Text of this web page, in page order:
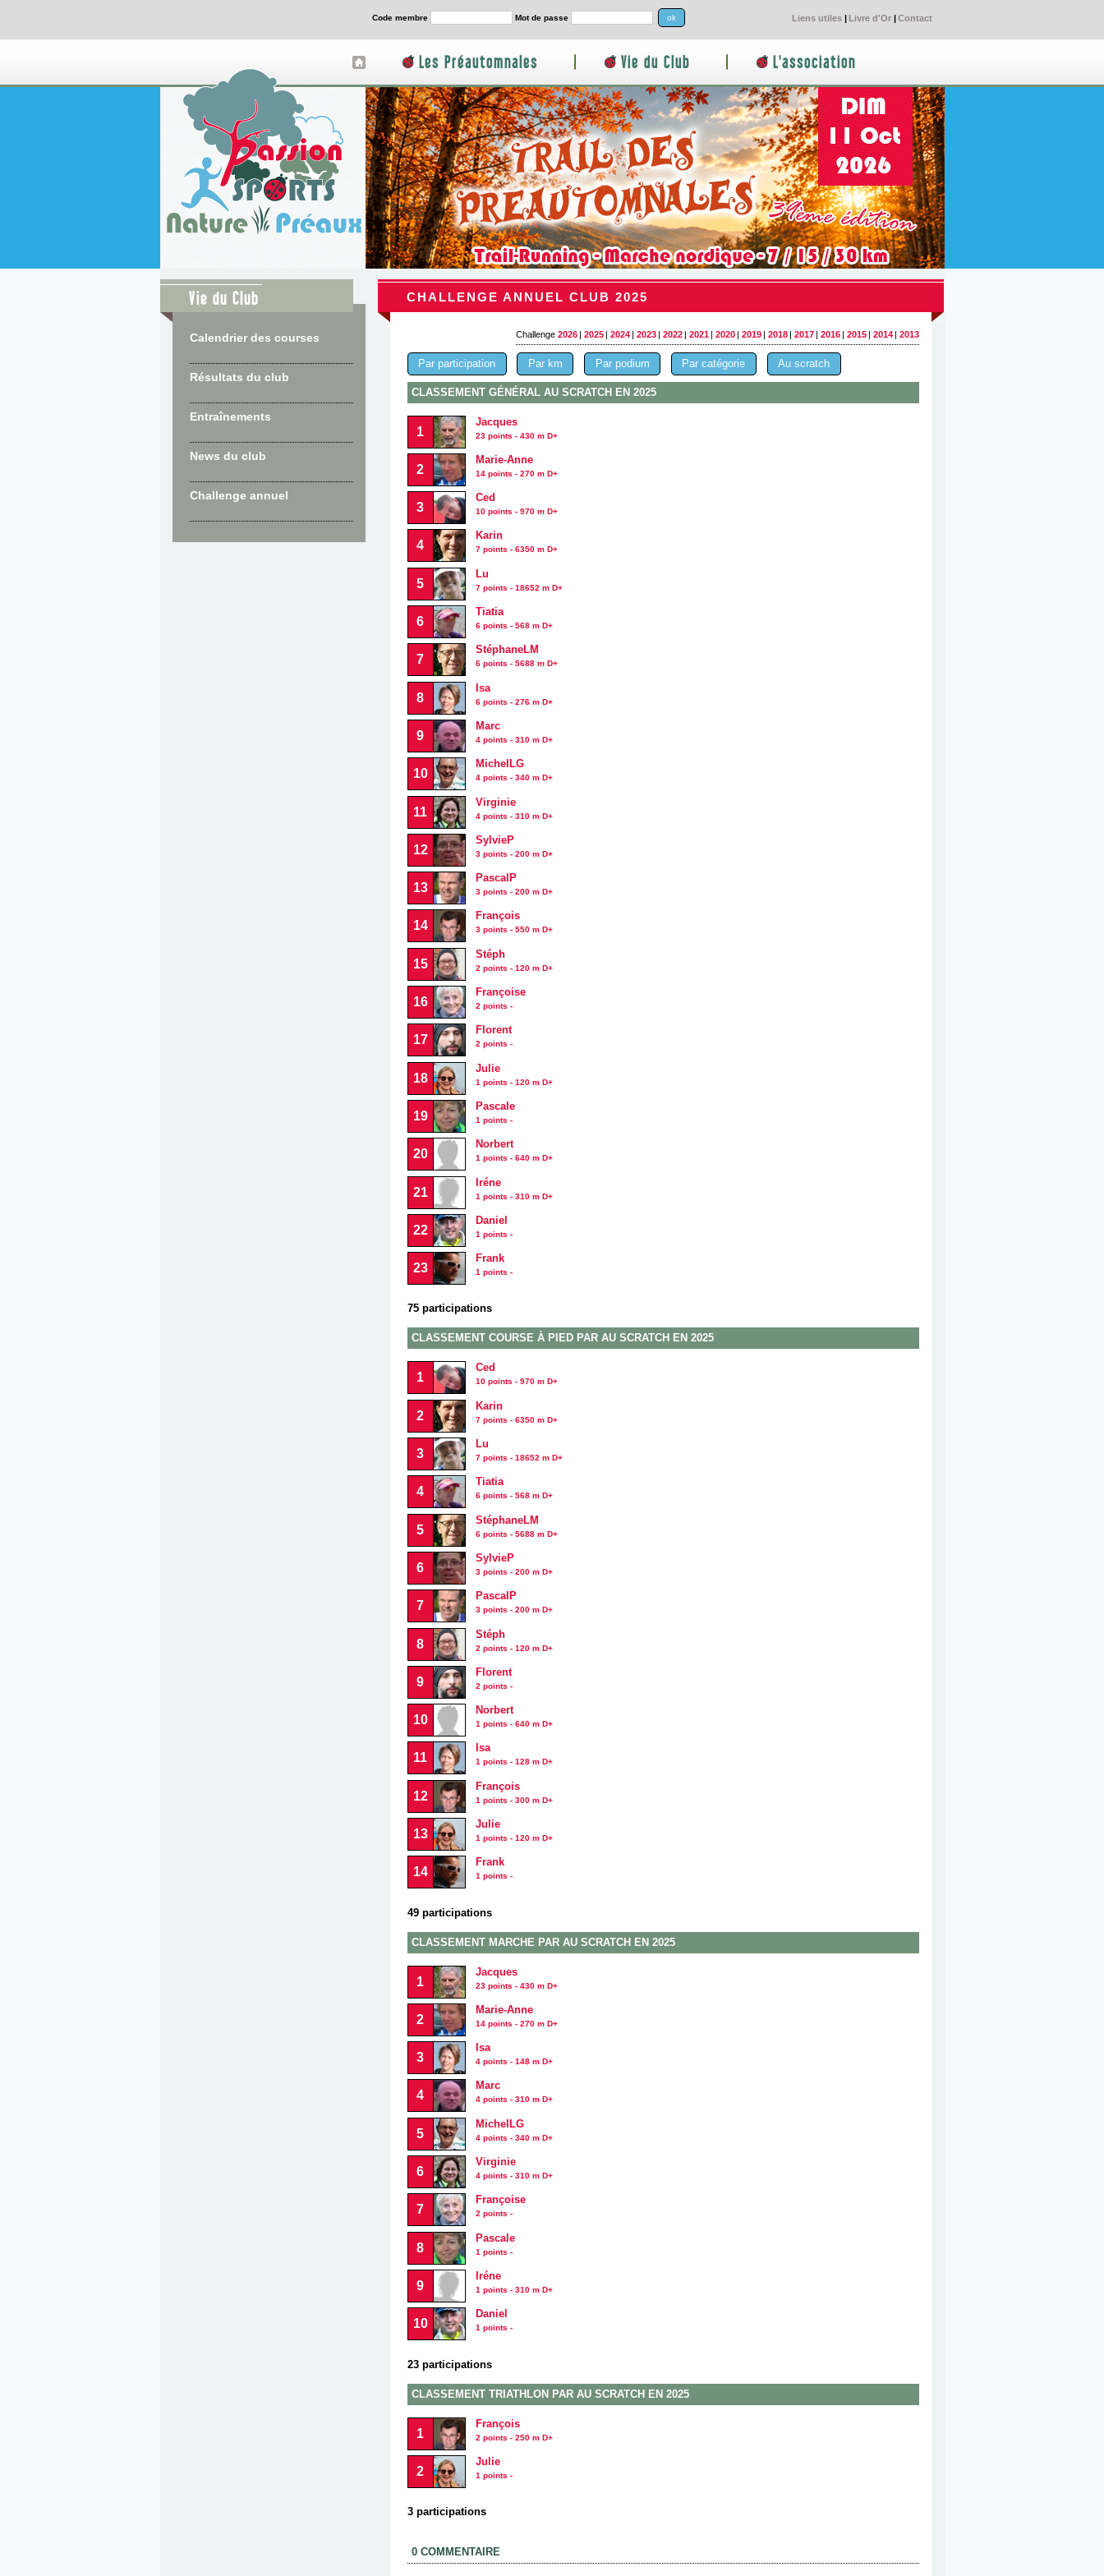
Code membre Mot de passe Liens utiles| Livre d'Or| Contact
Les Préautomnales Vie du Club L'association
Vie du Club
Calendrier des courses
Résultats du club
Entraînements
News du club
Challenge annuel
CHALLENGE ANNUEL CLUB 2025
Challenge 2026 | 2025 | 2024 | 2023 | 2022 | 2021 | 2020 | 2019 | 2018 | 2017 | 2016 | 2015 | 2014 | 2013
Par participation Par km Par podium Par catégorie Au scratch
CLASSEMENT GÉNÉRAL AU SCRATCH EN 2025
1
Jacques
23 points - 430 m D+
2
Marie-Anne
14 points - 270 m D+
3
Ced
10 points - 970 m D+
4
Karin
7 points - 6350 m D+
5
Lu
7 points - 18652 m D+
6
Tiatia
6 points - 568 m D+
7
StéphaneLM
6 points - 5688 m D+
8
Isa
6 points - 276 m D+
9
Marc
4 points - 310 m D+
10
MichelLG
4 points - 340 m D+
11
Virginie
4 points - 310 m D+
12
SylvieP
3 points - 200 m D+
13
PascalP
3 points - 200 m D+
14
François
3 points - 550 m D+
15
Stéph
2 points - 120 m D+
16
Françoise
2 points -
17
Florent
2 points -
18
Julie
1 points - 120 m D+
19
Pascale
1 points -
20
Norbert
1 points - 640 m D+
21
Iréne
1 points - 310 m D+
22
Daniel
1 points -
23
Frank
1 points -
75 participations
CLASSEMENT COURSE À PIED PAR AU SCRATCH EN 2025
1
Ced
10 points - 970 m D+
2
Karin
7 points - 6350 m D+
3
Lu
7 points - 18652 m D+
4
Tiatia
6 points - 568 m D+
5
StéphaneLM
6 points - 5688 m D+
6
SylvieP
3 points - 200 m D+
7
PascalP
3 points - 200 m D+
8
Stéph
2 points - 120 m D+
9
Florent
2 points -
10
Norbert
1 points - 640 m D+
11
Isa
1 points - 128 m D+
12
François
1 points - 300 m D+
13
Julie
1 points - 120 m D+
14
Frank
1 points -
49 participations
CLASSEMENT MARCHE PAR AU SCRATCH EN 2025
1
Jacques
23 points - 430 m D+
2
Marie-Anne
14 points - 270 m D+
3
Isa
4 points - 148 m D+
4
Marc
4 points - 310 m D+
5
MichelLG
4 points - 340 m D+
6
Virginie
4 points - 310 m D+
7
Françoise
2 points -
8
Pascale
1 points -
9
Iréne
1 points - 310 m D+
10
Daniel
1 points -
23 participations
CLASSEMENT TRIATHLON PAR AU SCRATCH EN 2025
1
François
2 points - 250 m D+
2
Julie
1 points -
3 participations
0 COMMENTAIRE